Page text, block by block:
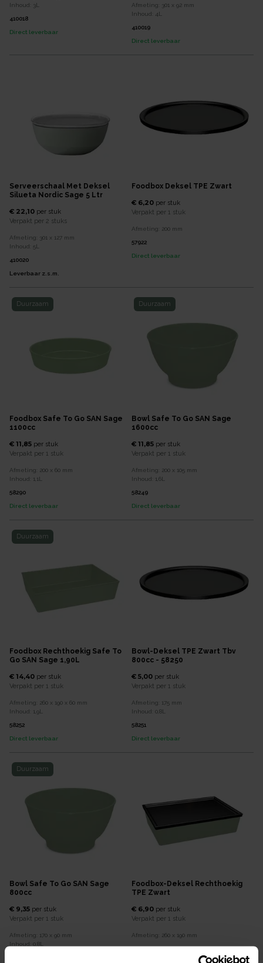
Inhoud:
3L
410018
Direct leverbaar
Afmeting: 301 x 92 mm
Inhoud:
4L
410019
Direct leverbaar
Serveerschaal Met Deksel
Silueta Nordic Sage 5 Ltr
€ 22,10 per stuk
Verpakt per 2 stuks
Afmeting: 301 x 127 mm
Inhoud:
5L
410020
Leverbaar z.s.m.
Foodbox Deksel TPE Zwart
€ 6,20 per stuk
Verpakt per 1 stuk
Afmeting: 200 mm
57922
Direct leverbaar
Duurzaam
Foodbox Safe To Go SAN Sage
1100cc
€ 11,85 per stuk
Verpakt per 1 stuk
Afmeting: 200 x 60 mm
Inhoud:
1,1L
58290
Direct leverbaar
Duurzaam
Bowl Safe To Go SAN Sage
1600cc
€ 11,85 per stuk
Verpakt per 1 stuk
Afmeting: 200 x 105 mm
Inhoud:
1,6L
58249
Direct leverbaar
Duurzaam
Foodbox Rechthoekig Safe To
Go SAN Sage 1,90L
€ 14,40 per stuk
Verpakt per 1 stuk
Afmeting: 260 x 190 x 60 mm
Inhoud:
1,9L
58252
Direct leverbaar
Bowl-Deksel TPE Zwart Tbv
800cc - 58250
€ 5,00 per stuk
Verpakt per 1 stuk
Afmeting: 175 mm
Inhoud: 0,8L
58251
Direct leverbaar
Duurzaam
Bowl Safe To Go SAN Sage
800cc
€ 9,35 per stuk
Verpakt per 1 stuk
Afmeting: 170 x 90 mm
Inhoud: 0,8L
Foodbox-Deksel Rechthoekig
TPE Zwart
€ 6,90 per stuk
Verpakt per 1 stuk
Afmeting: 260 x 190 mm
58254